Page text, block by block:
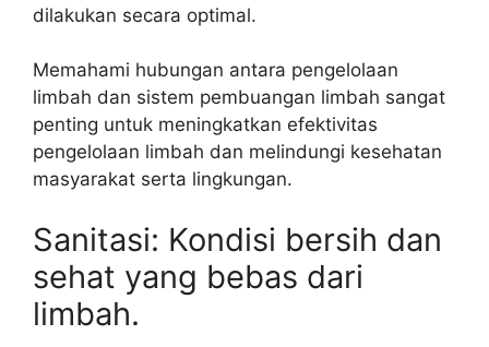
dilakukan secara optimal.
Memahami hubungan antara pengelolaan
limbah dan sistem pembuangan limbah sangat
penting untuk meningkatkan efektivitas
pengelolaan limbah dan melindungi kesehatan
masyarakat serta lingkungan.
Sanitasi: Kondisi bersih dan
sehat yang bebas dari
limbah.